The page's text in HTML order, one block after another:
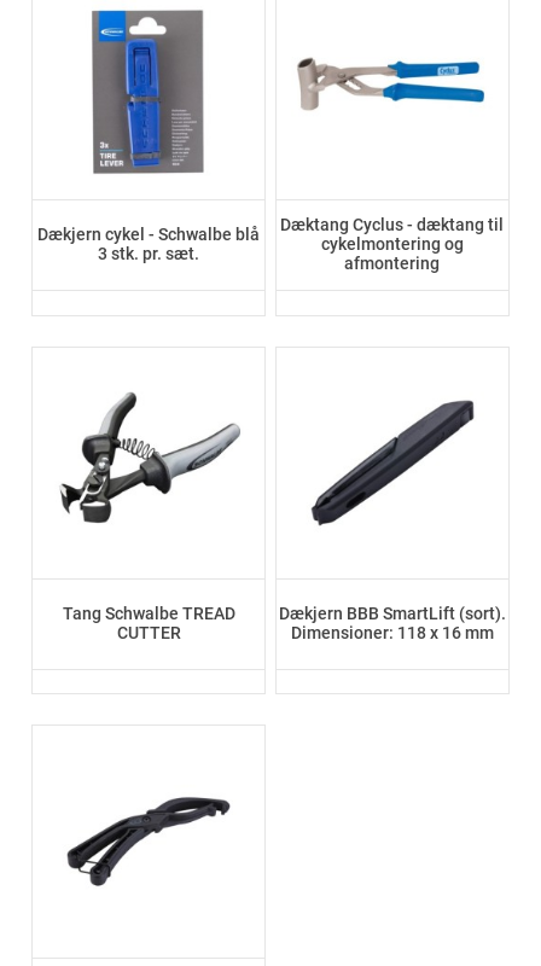
Dækjern cykel - Schwalbe blå
3 stk. pr. sæt.
Dæktang Cyclus - dæktang til
cykelmontering og
afmontering
Tang Schwalbe TREAD
CUTTER
Dækjern BBB SmartLift (sort).
Dimensioner: 118 x 16 mm